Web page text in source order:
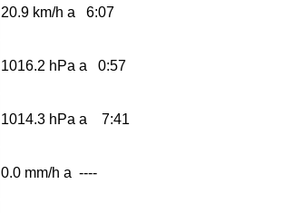
20.9 km/h a 6:07
1016.2 hPa a 0:57
1014.3 hPa a 7:41
0.0 mm/h a ----